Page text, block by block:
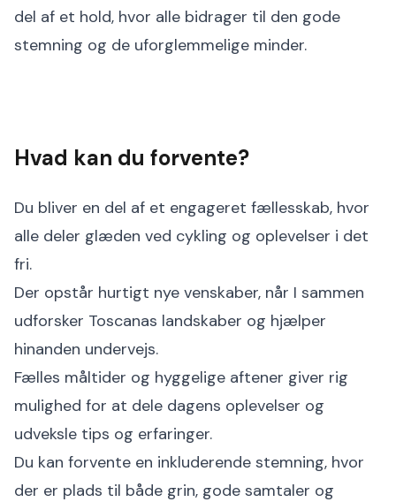
del af et hold, hvor alle bidrager til den gode
stemning og de uforglemmelige minder.
Hvad kan du forvente?
Du bliver en del af et engageret fællesskab, hvor
alle deler glæden ved cykling og oplevelser i det
fri.
Der opstår hurtigt nye venskaber, når I sammen
udforsker Toscanas landskaber og hjælper
hinanden undervejs.
Fælles måltider og hyggelige aftener giver rig
mulighed for at dele dagens oplevelser og
udveksle tips og erfaringer.
Du kan forvente en inkluderende stemning, hvor
der er plads til både grin, gode samtaler og